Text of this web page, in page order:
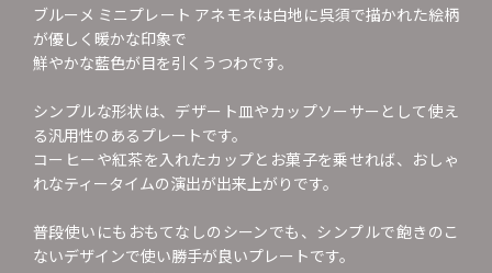
ブルーメ ミニプレート アネモネは白地に呉須で描かれた絵柄
が優しく暖かな印象で
鮮やかな藍色が目を引くうつわです。
シンプルな形状は、デザート皿やカップソーサーとして使え
る汎用性のあるプレートです。
コーヒーや紅茶を入れたカップとお菓子を乗せれば、おしゃ
れなティータイムの演出が出来上がりです。
普段使いにもおもてなしのシーンでも、シンプルで飽きのこ
ないデザインで使い勝手が良いプレートです。